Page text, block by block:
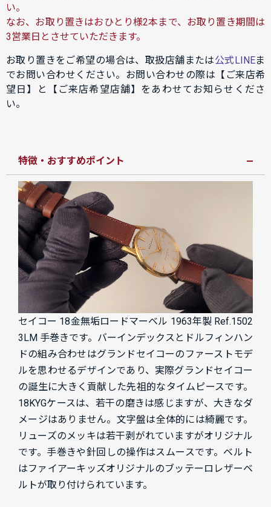
い。
なお、お取り置きはおひとり様2本まで、お取り置き期間は
3営業日とさせていただきます。
お取り置きをご希望の場合は、取扱店舗または公式LINEま
でお問い合わせください。お問い合わせの際は【ご来店希
望日】と【ご来店希望店舗】をあわせてお知らせくださ
い。
特徴・おすすめポイント
セイコー 18金無垢ロードマーベル 1963年製 Ref.1502
3LM 手巻きです。バーインデックスとドルフィンハン
ドの組み合わせはグランドセイコーのファーストモデ
ルを思わせるデザインであり、実際グランドセイコー
の誕生に大きく貢献した先祖的なタイムピースです。
18KYGケースは、若干の磨きは感じますが、大きなダ
メージはありません。文字盤は全体的には綺麗です。
リューズのメッキは若干剥がれていますがオリジナル
です。手巻きや針回しの操作はスムースです。ベルト
はファイアーキッズオリジナルのブッテーロレザーベ
ルトが取り付けられています。